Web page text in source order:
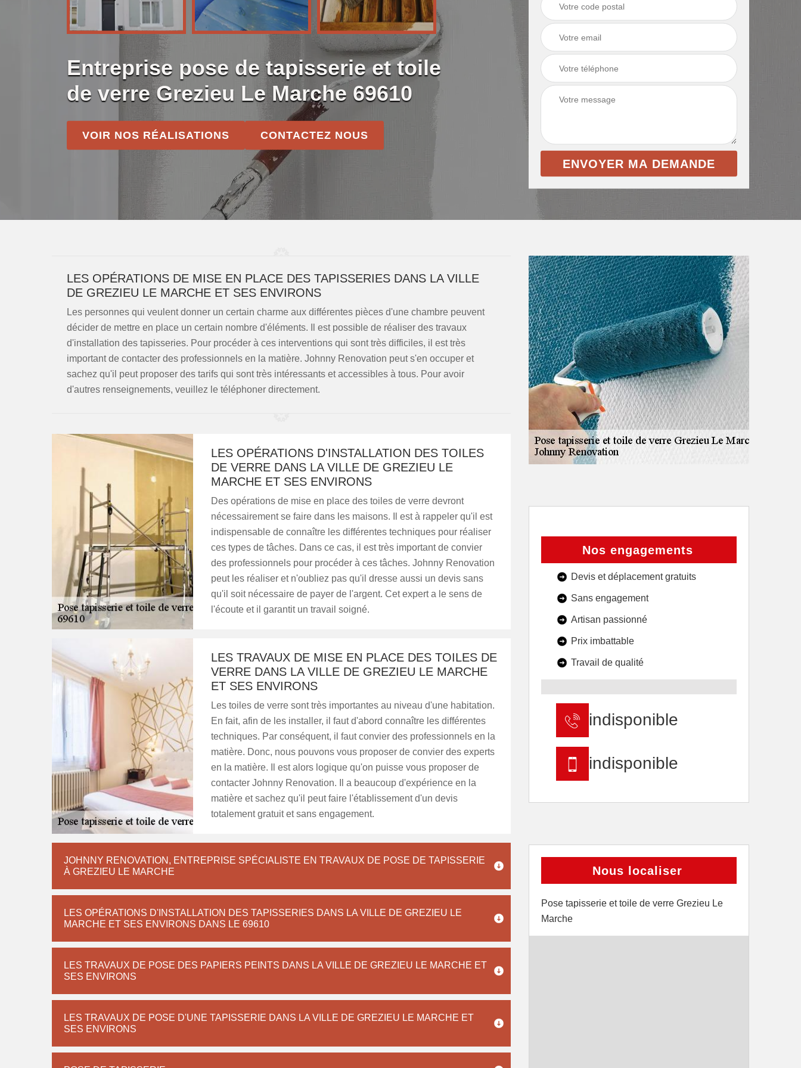
Entreprise pose de tapisserie et toile
de verre Grezieu Le Marche 69610
VOIR NOS RÉALISATIONS CONTACTEZ NOUS
LES OPÉRATIONS DE MISE EN PLACE DES TAPISSERIES DANS LA VILLE
DE GREZIEU LE MARCHE ET SES ENVIRONS
Les personnes qui veulent donner un certain charme aux différentes pièces d'une chambre peuvent
décider de mettre en place un certain nombre d'éléments. Il est possible de réaliser des travaux
d'installation des tapisseries. Pour procéder à ces interventions qui sont très difficiles, il est très
important de contacter des professionnels en la matière. Johnny Renovation peut s'en occuper et
sachez qu'il peut proposer des tarifs qui sont très intéressants et accessibles à tous. Pour avoir
d'autres renseignements, veuillez le téléphoner directement.
LES OPÉRATIONS D'INSTALLATION DES TOILES
DE VERRE DANS LA VILLE DE GREZIEU LE
MARCHE ET SES ENVIRONS
Des opérations de mise en place des toiles de verre devront
nécessairement se faire dans les maisons. Il est à rappeler qu'il est
indispensable de connaître les différentes techniques pour réaliser
ces types de tâches. Dans ce cas, il est très important de convier
des professionnels pour procéder à ces tâches. Johnny Renovation
peut les réaliser et n'oubliez pas qu'il dresse aussi un devis sans
qu'il soit nécessaire de payer de l'argent. Cet expert a le sens de
l'écoute et il garantit un travail soigné.
LES TRAVAUX DE MISE EN PLACE DES TOILES DE
VERRE DANS LA VILLE DE GREZIEU LE MARCHE
ET SES ENVIRONS
Les toiles de verre sont très importantes au niveau d'une habitation.
En fait, afin de les installer, il faut d'abord connaître les différentes
techniques. Par conséquent, il faut convier des professionnels en la
matière. Donc, nous pouvons vous proposer de convier des experts
en la matière. Il est alors logique qu'on puisse vous proposer de
contacter Johnny Renovation. Il a beaucoup d'expérience en la
matière et sachez qu'il peut faire l'établissement d'un devis
totalement gratuit et sans engagement.
JOHNNY RENOVATION, ENTREPRISE SPÉCIALISTE EN TRAVAUX DE POSE DE TAPISSERIE
À GREZIEU LE MARCHE
LES OPÉRATIONS D'INSTALLATION DES TAPISSERIES DANS LA VILLE DE GREZIEU LE
MARCHE ET SES ENVIRONS DANS LE 69610
LES TRAVAUX DE POSE DES PAPIERS PEINTS DANS LA VILLE DE GREZIEU LE MARCHE ET
SES ENVIRONS
LES TRAVAUX DE POSE D'UNE TAPISSERIE DANS LA VILLE DE GREZIEU LE MARCHE ET
SES ENVIRONS
Nos engagements
Devis et déplacement gratuits
Sans engagement
Artisan passionné
Prix imbattable
Travail de qualité
indisponible
indisponible
Nous localiser
Pose tapisserie et toile de verre Grezieu Le
Marche